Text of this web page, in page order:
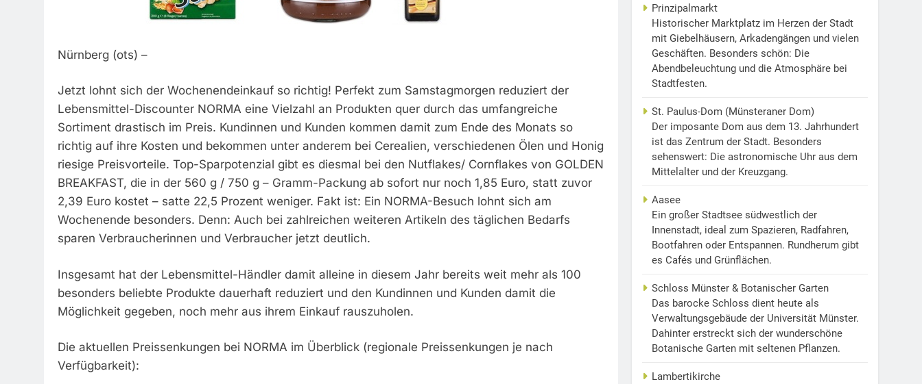
Nürnberg (ots) –
Jetzt lohnt sich der Wochenendeinkauf so richtig! Perfekt zum Samstagmorgen reduziert der
Lebensmittel-Discounter NORMA eine Vielzahl an Produkten quer durch das umfangreiche
Sortiment drastisch im Preis. Kundinnen und Kunden kommen damit zum Ende des Monats so
richtig auf ihre Kosten und bekommen unter anderem bei Cerealien, verschiedenen Ölen und Honig
riesige Preisvorteile. Top-Sparpotenzial gibt es diesmal bei den Nutflakes/ Cornflakes von GOLDEN
BREAKFAST, die in der 560 g / 750 g – Gramm-Packung ab sofort nur noch 1,85 Euro, statt zuvor
2,39 Euro kostet – satte 22,5 Prozent weniger. Fakt ist: Ein NORMA-Besuch lohnt sich am
Wochenende besonders. Denn: Auch bei zahlreichen weiteren Artikeln des täglichen Bedarfs
sparen Verbraucherinnen und Verbraucher jetzt deutlich.
Insgesamt hat der Lebensmittel-Händler damit alleine in diesem Jahr bereits weit mehr als 100
besonders beliebte Produkte dauerhaft reduziert und den Kundinnen und Kunden damit die
Möglichkeit gegeben, noch mehr aus ihrem Einkauf rauszuholen.
Die aktuellen Preissenkungen bei NORMA im Überblick (regionale Preissenkungen je nach
Verfügbarkeit):
Prinzipalmarkt
Historischer Marktplatz im Herzen der Stadt
mit Giebelhäusern, Arkadengängen und vielen
Geschäften. Besonders schön: Die
Abendbeleuchtung und die Atmosphäre bei
Stadtfesten.
St. Paulus-Dom (Münsteraner Dom)
Der imposante Dom aus dem 13. Jahrhundert
ist das Zentrum der Stadt. Besonders
sehenswert: Die astronomische Uhr aus dem
Mittelalter und der Kreuzgang.
Aasee
Ein großer Stadtsee südwestlich der
Innenstadt, ideal zum Spazieren, Radfahren,
Bootfahren oder Entspannen. Rundherum gibt
es Cafés und Grünflächen.
Schloss Münster & Botanischer Garten
Das barocke Schloss dient heute als
Verwaltungsgebäude der Universität Münster.
Dahinter erstreckt sich der wunderschöne
Botanische Garten mit seltenen Pflanzen.
Lambertikirche